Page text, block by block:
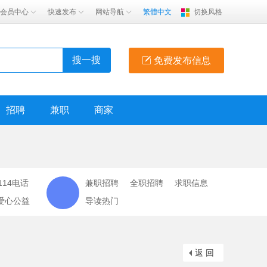
会员中心 快速发布 网站导航 繁體中文 切换风格
免费发布信息
搜一搜
招聘 兼职 商家
电话
心公益
兼职招聘 全职招聘
求职信息
导读热门
返 回